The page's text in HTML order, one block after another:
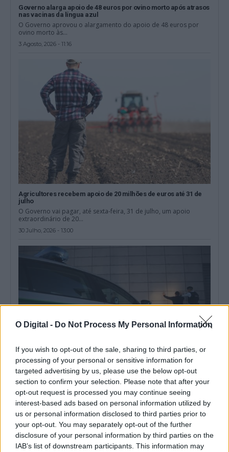
O Digital - Do Not Process My Personal Information
If you wish to opt-out of the sale, sharing to third parties, or
processing of your personal or sensitive information for
targeted advertising by us, please use the below opt-out
section to confirm your selection. Please note that after your
opt-out request is processed you may continue seeing
interest-based ads based on personal information utilized by
us or personal information disclosed to third parties prior to
your opt-out. You may separately opt-out of the further
disclosure of your personal information by third parties on the
IAB’s list of downstream participants. This information may
Governo alarga apoio de 48 euros por ovino morto após atrasos
nas vacinas da língua azul
O Governo aprovou o alargamento do apoio de 48 euros por
ovino morto às...
3 Agosto, 2026 - 11:16
Agricultores recebem apoio de 20 milhões de euros até 31 de
julho
O Governo vai pagar, até sexta-feira, 31 de julho, um apoio
extraordinário de 20...
30 Julho, 2026 - 13:00
GNR detém 15 pessoas e apreende droga e 9.513 euros no ZNA
Gathering em Montargil
A Guarda Nacional Republicana deteve 15 pessoas durante uma
operação realizada no âmbito do...
27 Julho, 2026 - 10:38